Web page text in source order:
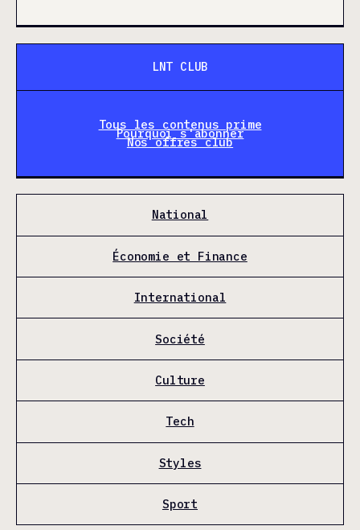
LNT CLUB
Tous les contenus prime
Pourquoi s'abonner
Nos offres club
National
Économie et Finance
International
Société
Culture
Tech
Styles
Sport